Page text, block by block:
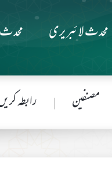
محدث لائبریری
مصنفین رابطہ